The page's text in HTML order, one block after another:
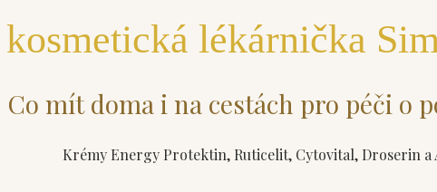
Co mít doma i na cestách pro péči o